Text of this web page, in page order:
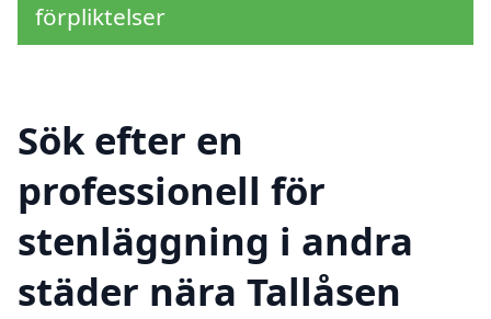
förpliktelser
Sök efter en
professionell för
stenläggning i andra
städer nära Tallåsen